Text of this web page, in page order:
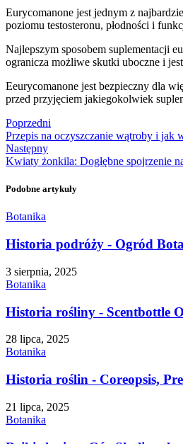
Eurycomanone jest jednym z
poziomu testosteronu, płodności i
Najlepszym sposobem suplementacji
ogranicza możliwe skutki uboczne i
Eeurycomanone jest bezpieczny dla
przed przyjęciem jakiegokolwiek
Poprzedni
Przepis na oczyszczanie wątroby i jak
Następny
Kwiaty żonkila: Dogłębne spojrzenie
Podobne artykuły
Botanika
Historia podróży - Ogród
3 sierpnia, 2025
Botanika
Historia rośliny - Scentbottle
28 lipca, 2025
Botanika
Historia roślin - Coreopsis,
21 lipca, 2025
Botanika